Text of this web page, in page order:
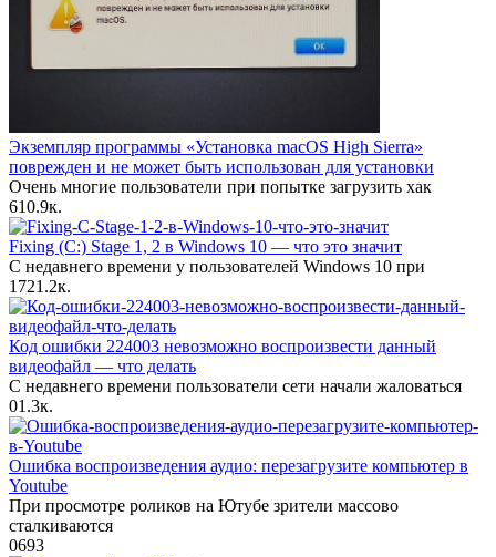
Экземпляр программы «Установка macOS High Sierra»
поврежден и не может быть использован для установки
Очень многие пользователи при попытке загрузить хак
610.9к.
Fixing (C:) Stage 1, 2 в Windows 10 — что это значит
С недавнего времени у пользователей Windows 10 при
1721.2к.
Код ошибки 224003 невозможно воспроизвести данный
видеофайл — что делать
С недавнего времени пользователи сети начали жаловаться
01.3к.
Ошибка воспроизведения аудио: перезагрузите компьютер в
Youtube
При просмотре роликов на Ютубе зрители массово
сталкиваются
0693